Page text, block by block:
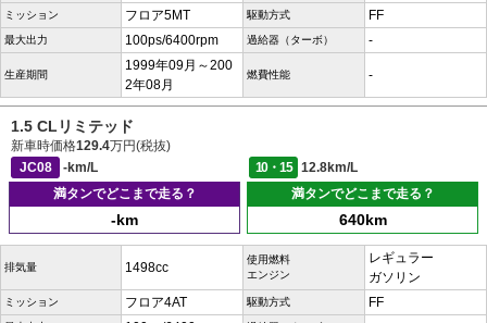
ミッション フロア5MT 駆動方式 FF
最大出力 100ps/6400rpm 過給器（ターボ） -
生産期間
1999年09月～200
2年08月
燃費性能 -
1.5 CLリミテッド
新車時価格129.4万円(税抜)
JC08
-km/L 10・15
12.8km/L
満タンでどこまで走る？
-km
満タンでどこまで走る？
640km
排気量 1498cc
使用燃料
エンジン
レギュラー
ガソリン
ミッション フロア4AT 駆動方式 FF